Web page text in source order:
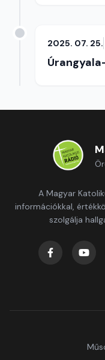
2025. 07. 25.
A Magyar
információkkal,
szolgálja